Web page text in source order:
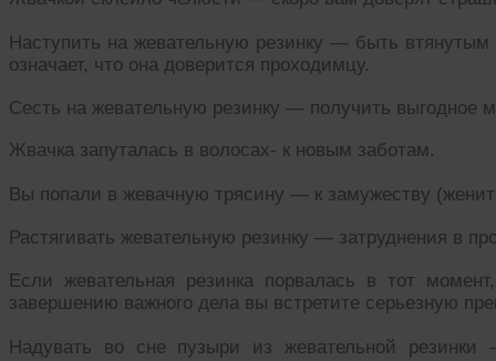
Наступить на жевательную резинку — быть
означает, что она доверится проходимцу.
Сесть на жевательную резинку — получить выгодное
Жвачка запуталась в волосах- к новым заботам.
Вы попали в жевачную трясину — к замужеству
Растягивать жевательную резинку — затруднения в
Если жевательная резинка порвалась в тот
завершению важного дела вы встретите серьезную
Надувать во сне пузыри из жевательной